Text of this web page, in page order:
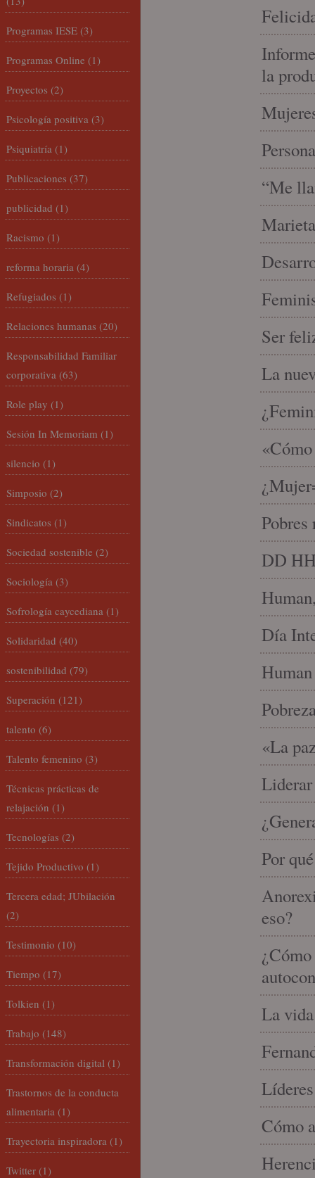
la
“Me
Ser
La
DD
Día
«La
Liderar
Por
eso?
La
Cómo
Programas IESE (3)
Programas Online (1)
Proyectos (2)
Psicología positiva (3)
Psiquiatría (1)
Publicaciones (37)
publicidad (1)
Racismo (1)
reforma horaria (4)
Refugiados (1)
Relaciones humanas (20)
Responsabilidad Familiar
corporativa (63)
Role play (1)
Sesión In Memoriam (1)
silencio (1)
Simposio (2)
Sindicatos (1)
Sociedad sostenible (2)
Sociología (3)
Sofrología caycediana (1)
Solidaridad (40)
sostenibilidad (79)
Superación (121)
talento (6)
Talento femenino (3)
Técnicas prácticas de
relajación (1)
Tecnologías (2)
Tejido Productivo (1)
Tercera edad; JUbilación
(2)
Testimonio (10)
Tiempo (17)
Tolkien (1)
Trabajo (148)
Transformación digital (1)
Trastornos de la conducta
alimentaria (1)
Trayectoria inspiradora (1)
Twitter (1)